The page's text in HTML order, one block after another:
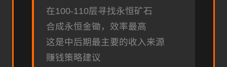
在100-110层寻找永恒矿石
合成永恒金锄，效率最高
这是中后期最主要的收入来源
赚钱策略建议